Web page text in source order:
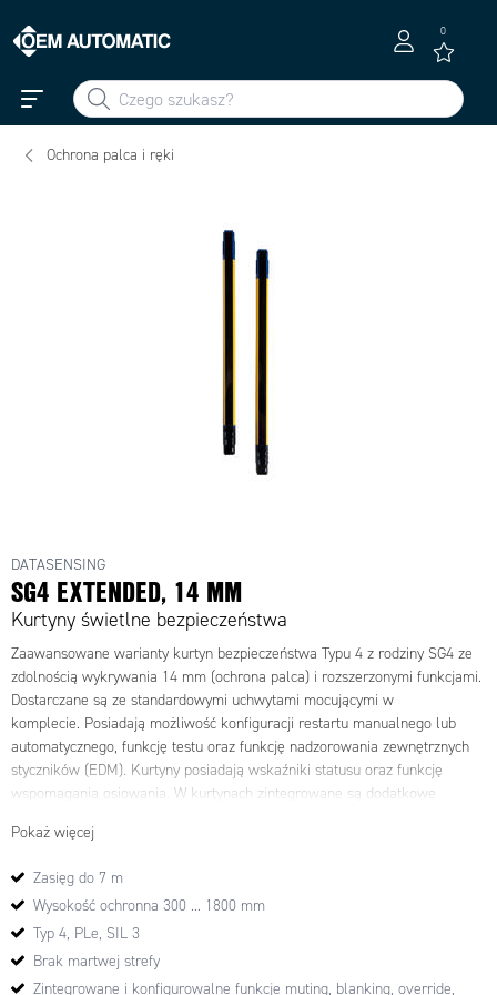
0
Ochrona palca i ręki
DATASENSING
SG4 EXTENDED, 14 MM
Kurtyny świetlne bezpieczeństwa
Zaawansowane warianty kurtyn bezpieczeństwa Typu 4 z rodziny SG4 ze
zdolnością wykrywania 14 mm (ochrona palca) i rozszerzonymi funkcjami.
Dostarczane są ze standardowymi uchwytami mocującymi w
komplecie. Posiadają możliwość konfiguracji restartu manualnego lub
automatycznego, funkcję testu oraz funkcję nadzorowania zewnętrznych
styczników (EDM). Kurtyny posiadają wskaźniki statusu oraz funkcję
wspomagania osiowania. W kurtynach zintegrowane są dodatkowe
które konfigurowalne są przez przyciski, funkcję teach-in lub z
modułu m ożliwa jest też stała diagnostyka kurtyn poprzez sieć Ethernet.
W kurtynach możliwe jest ustawienie 2 rodzajów kodowania wiązek
świetlnych w celu eliminacji wzajemnego zakłócania się dwóch kurtyn
znajdujących się bardzo blisko siebie.
Pokaż więcej
Zasięg do 7 m
Wysokość ochronna 300 ... 1800 mm
Typ 4, PLe, SIL 3
Brak martwej strefy
Zintegrowane i konfigurowalne funkcje muting, blanking, override,